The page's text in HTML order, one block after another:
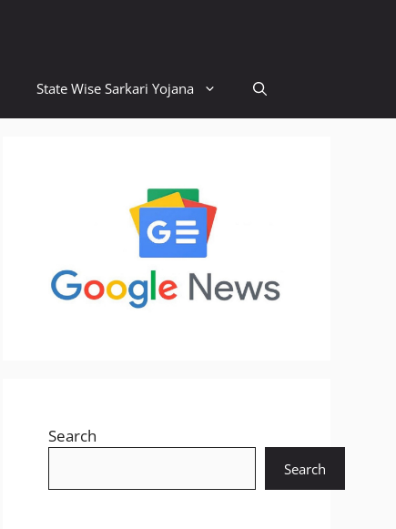
State Wise Sarkari Yojana
Search
Search